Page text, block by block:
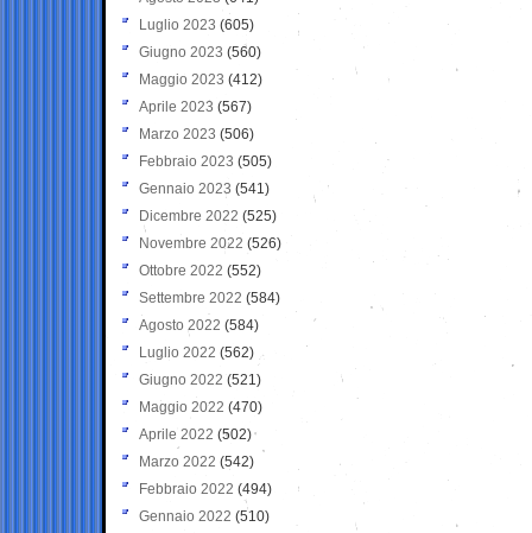
Luglio 2023 (605)
Giugno 2023 (560)
Maggio 2023 (412)
Aprile 2023 (567)
Marzo 2023 (506)
Febbraio 2023 (505)
Gennaio 2023 (541)
Dicembre 2022 (525)
Novembre 2022 (526)
Ottobre 2022 (552)
Settembre 2022 (584)
Agosto 2022 (584)
Luglio 2022 (562)
Giugno 2022 (521)
Maggio 2022 (470)
Aprile 2022 (502)
Marzo 2022 (542)
Febbraio 2022 (494)
Gennaio 2022 (510)